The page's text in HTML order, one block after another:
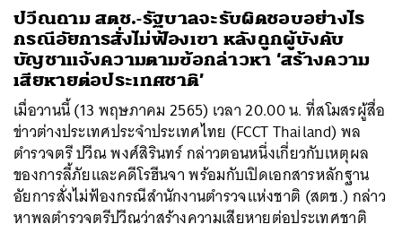
ปวีณถาม สตช.-รัฐบาลจะรับผิดชอบอย่างไร
กรณีอัยการสั่งไม่ฟ้องเขา หลังถูกผู้บังคับ
บัญชาแจ้งความตามข้อกล่าวหา ‘สร้างความ
เสียหายต่อประเทศชาติ’
เมื่อวานนี้ (13 พฤษภาคม 2565) เวลา 20.00 น. ที่สโมสรผู้สื่อ
ข่าวต่างประเทศประจำประเทศไทย (FCCT Thailand) พล
ตำรวจตรี ปวีณ พงศ์สิรินทร์ กล่าวตอนหนึ่งเกี่ยวกับเหตุผล
ของการลี้ภัยและคดีโรฮีนจา พร้อมกับเปิดเอกสารหลักฐาน
อัยการสั่งไม่ฟ้องกรณีสำนักงานตำรวจแห่งชาติ (สตช.) กล่าว
หาพลตำรวจตรีปวีณว่าสร้างความเสียหายต่อประเทศชาติ